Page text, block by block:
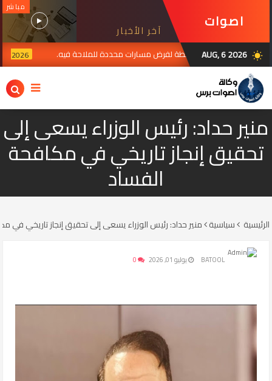
اصوات
برس
آخر الأخبار
مباشر
wb_sunny
AUG, 6 2026
الحرس الثوري أي سلطة لفرض مسارات محددة للملاحة فيه. JUL 29, 2026
منير حداد: رئيس الوزراء يسعى إلى
تحقيق إنجاز تاريخي في مكافحة
الفساد
الرئيسية سياسية منير حداد: رئيس الوزراء يسعى إلى تحقيق إنجاز تاريخي في
BATOOL يوليو 01, 2026